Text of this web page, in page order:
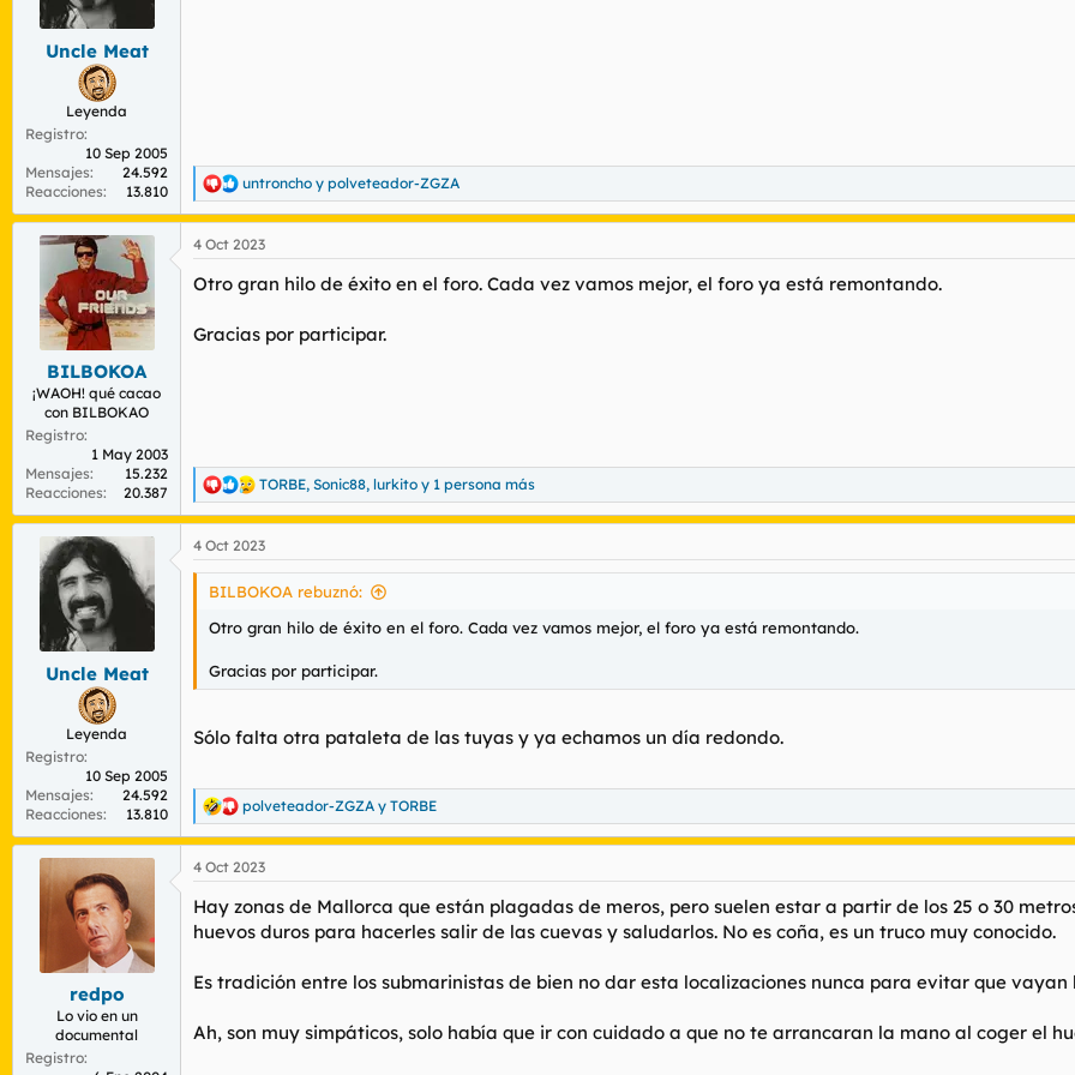
Uncle Meat
Leyenda
Registro
10 Sep 2005
Mensajes
24.592
Reacciones
13.810
R
e
a
c
i
n
e
untroncho y polveteador-ZGZA
BILBOKOA
¡WAOH! qué cacao
con BILBOKAO
Registro
1 May 2003
Mensajes
15.232
Reacciones
20.387
4 Oct 2023
Otro gran hilo de éxito en el foro. Cada vez vamos mejor, el foro ya está remontando.
Gracias por participar.
R
e
a
c
c
n
TORBE, Sonic88, lurkito y 1 persona más
Uncle Meat
Leyenda
Registro
10 Sep 2005
Mensajes
24.592
Reacciones
13.810
4 Oct 2023
BILBOKOA rebuznó:
Otro gran hilo de éxito en el foro. Cada vez vamos mejor, el foro ya está remontando.
Gracias por participar.
Sólo falta otra pataleta de las tuyas y ya echamos un día redondo.
R
e
a
c
i
o
s
polveteador-ZGZA y TORBE
redpo
Lo vio en un
documental
Registro
4 Oct 2023
Hay zonas de Mallorca que están plagadas de meros, pero suelen estar a partir de los 25 o 30
huevos duros para hacerles salir de las cuevas y saludarlos. No es coña, es un truco muy conocido.
Es tradición entre los submarinistas de bien no dar esta localizaciones nunca para evitar que vayan
Ah, son muy simpáticos, solo había que ir con cuidado a que no te arrancaran la mano al coger el